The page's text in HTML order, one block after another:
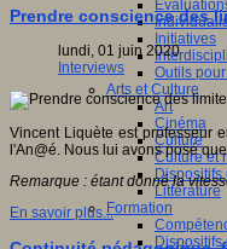
Initiatives
Outils
Arts et Culture
Art
Cinéma
Culture
Culture et
Dispositifs
Littérature
Formation
Dispositifs
Prendre conscience des
lundi, 01 juin 2020
Interviews
Vincent Liquète est professeur
l'An@é. Nous lui avons posé
Remarque : étant donné la
En savoir plus...